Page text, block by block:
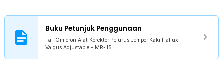
kenyamanan penggunaan.
Kelengkapan Produk
Buku Petunjuk Penggunaan
TaffOmicron Alat Korektor Pelurus Jempol Kaki Hallux
Valgus Adjustable - MR-15